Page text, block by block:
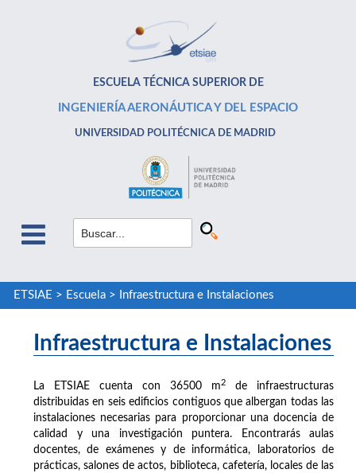
ESCUELA TÉCNICA SUPERIOR DE
INGENIERÍA AERONÁUTICA Y DEL ESPACIO
UNIVERSIDAD POLITÉCNICA DE MADRID
ETSIAE > Escuela> Infraestructura e Instalaciones
Infraestructura e Instalaciones
La ETSIAE cuenta con 36500 m2
de infraestructuras
distribuidas en seis edificios contiguos que albergan todas las
instalaciones necesarias para proporcionar una docencia de
calidad y una investigación puntera. Encontrarás aulas
docentes, de exámenes y de informática, laboratorios de
prácticas, salones de actos, biblioteca, cafetería, locales de las